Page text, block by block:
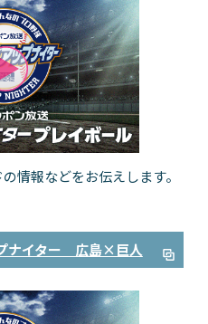
情報などをお伝えします。
ナイター 広島×巨人